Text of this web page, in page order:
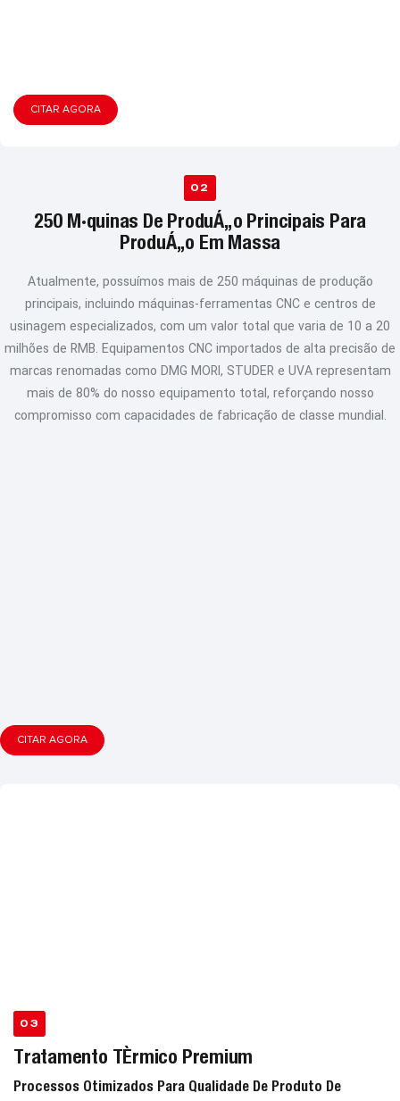
CITAR AGORA
02
250 Máquinas De Produção Principais Para
Produção Em Massa
Atualmente, possuímos mais de 250 máquinas de produção
principais, incluindo máquinas-ferramentas CNC e centros de
usinagem especializados, com um valor total que varia de 10 a 20
milhões de RMB. Equipamentos CNC importados de alta precisão de
marcas renomadas como DMG MORI, STUDER e UVA representam
mais de 80% do nosso equipamento total, reforçando nosso
compromisso com capacidades de fabricação de classe mundial.
CITAR AGORA
03
Tratamento Térmico Premium
Processos Otimizados Para Qualidade De Produto De